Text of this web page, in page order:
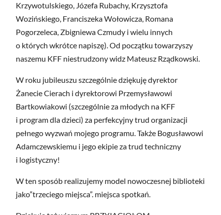
Krzywotulskiego, Józefa Rubachy, Krzysztofa
Wozińskiego, Franciszeka Wołowicza, Romana
Pogorzeleca, Zbigniewa Czmudy i wielu innych
o których wkrótce napiszę). Od początku towarzyszy
naszemu KFF niestrudzony widz Mateusz Rządkowski.
W roku jubileuszu szczególnie dziękuję dyrektor
Żanecie Cierach i dyrektorowi Przemysławowi
Bartkowiakowi (szczególnie za młodych na KFF
i program dla dzieci) za perfekcyjny trud organizacji
pełnego wyzwań mojego programu. Także Bogusławowi
Adamczewskiemu i jego ekipie za trud techniczny
i logistyczny!
W ten sposób realizujemy model nowoczesnej biblioteki
jako”trzeciego miejsca”. miejsca spotkań.